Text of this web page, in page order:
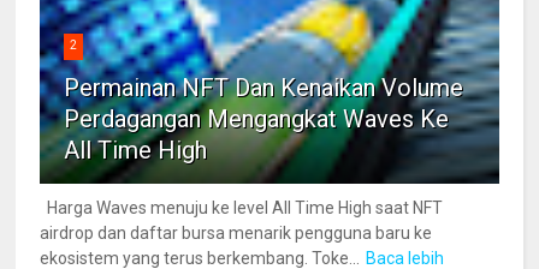
2
Permainan NFT Dan Kenaikan Volume
Perdagangan Mengangkat Waves Ke
All Time High
Harga Waves menuju ke level All Time High saat NFT
airdrop dan daftar bursa menarik pengguna baru ke
ekosistem yang terus berkembang. Toke...
Baca lebih